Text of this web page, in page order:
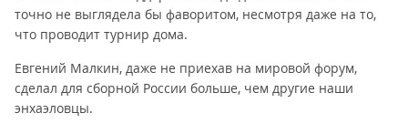
точно не выглядела бы фаворитом, несмотря даже на то,
что проводит турнир дома.
Евгений Малкин, даже не приехав на мировой форум,
сделал для сборной России больше, чем другие наши
энхаэловцы.